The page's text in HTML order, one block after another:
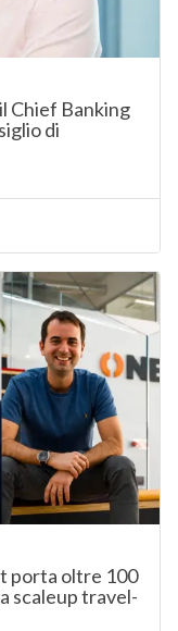
Chief Banking
di
porta oltre 100
scaleup travel-